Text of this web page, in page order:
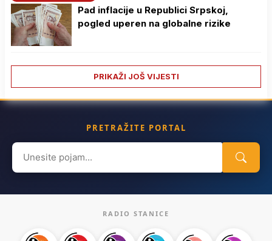
Pad inflacije u Republici Srpskoj,
pogled uperen na globalne rizike
PRIKAŽI JOŠ VIJESTI
PRETRAŽITE PORTAL
Search
for:
RADIO STANICE